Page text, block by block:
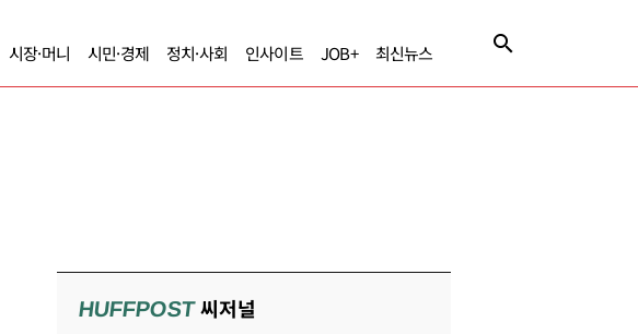
시장·머니 시민·경제 정치·사회 인사이트 JOB+ 최신뉴스
HUFFPOST씨저널